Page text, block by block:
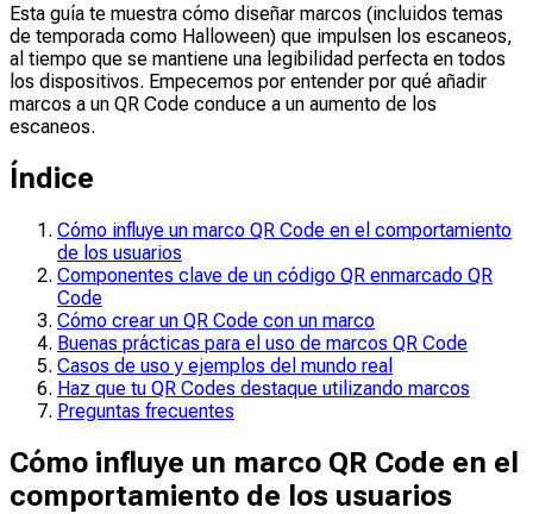
Esta guía te muestra cómo diseñar marcos (incluidos temas
de temporada como Halloween) que impulsen los escaneos,
al tiempo que se mantiene una legibilidad perfecta en todos
los dispositivos. Empecemos por entender por qué añadir
marcos a un QR Code conduce a un aumento de los
escaneos.
Índice
Cómo influye un marco QR Code en el comportamiento
de los usuarios
Componentes clave de un código QR enmarcado QR
Code
Cómo crear un QR Code con un marco
Buenas prácticas para el uso de marcos QR Code
Casos de uso y ejemplos del mundo real
Haz que tu QR Codes destaque utilizando marcos
Preguntas frecuentes
Cómo influye un marco QR Code en el
comportamiento de los usuarios